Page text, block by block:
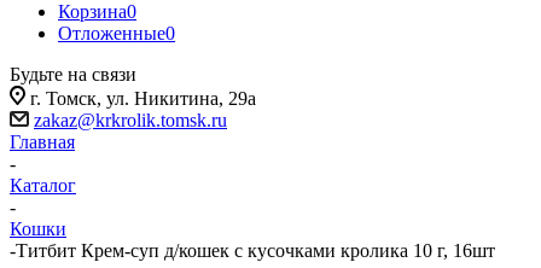
Корзина0
Отложенные0
Будьте на связи
г. Томск, ​ул. Никитина, 29а
zakaz@krkrolik.tomsk.ru
Главная
-
Каталог
-
Кошки
-Титбит Крем-суп д/кошек с кусочками кролика 10 г, 16шт